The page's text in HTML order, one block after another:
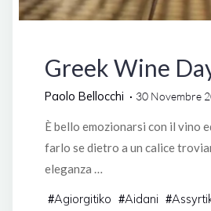
Greek Wine
Paolo Bellocchi 30 Novembre
È bello emozionarsi con il vino
farlo se dietro a un calice
eleganza …
#Agiorgitiko #Aidani #